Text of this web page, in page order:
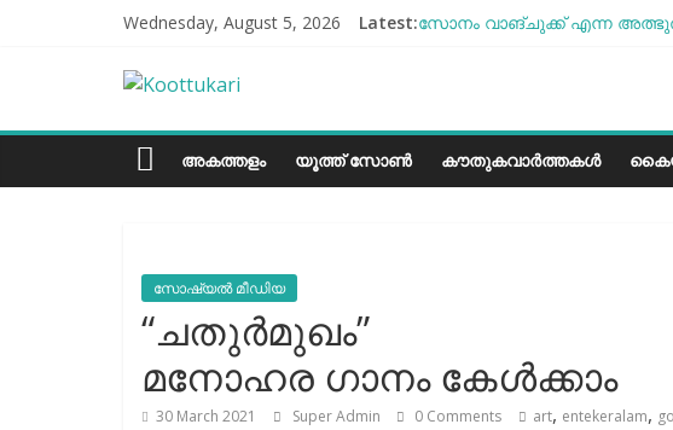
Wednesday, August 5, 2026 Latest:സോനം വാങ്ചുക്ക് എന്ന
ചില്ലുഭരണിയിലെ പാരീസ്
Koottukari
Kottukariഅകത്തളം യൂത്ത് സോൺ കൗതുകവാർത്തകൾ
സോഷ്യല്‍ മീഡിയ
“ചതുര്‍മുഖം”
മനോഹര ഗാനം കേൾക്കാം
30 March 2021 Super Admin 0 Comments art, entekeralam,